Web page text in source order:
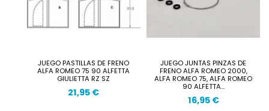
JUEGO PASTILLAS DE FRENO
ALFA ROMEO 75 90 ALFETTA
GIULIETTA RZ SZ
21,95 €
JUEGO JUNTAS PINZAS DE
FRENO ALFA ROMEO 2000,
ALFA ROMEO 75, ALFA ROMEO
90 ALFETTA...
16,95 €